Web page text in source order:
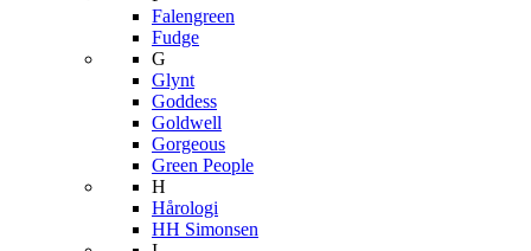
Falengreen
Fudge
G
Glynt
Goddess
Goldwell
Gorgeous
Green People
H
Hårologi
HH Simonsen